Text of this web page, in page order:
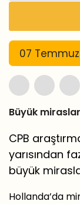
07 Temmuz
Büyük
CPB
yarısından
büyük
Hollanda’da